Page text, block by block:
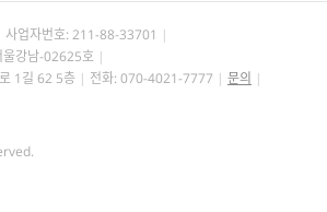
사업자번호: 211-88-33701
울강남-02625호
1길 62 5층
전화: 070-4021-7777
문의